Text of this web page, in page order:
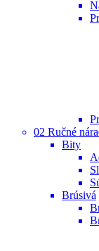
02 Ručné
Bity
Brúsivá